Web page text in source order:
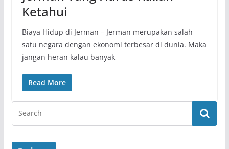
Ketahui
Biaya Hidup di Jerman – Jerman merupakan salah
satu negara dengan ekonomi terbesar di dunia. Maka
jangan heran kalau banyak
Read More